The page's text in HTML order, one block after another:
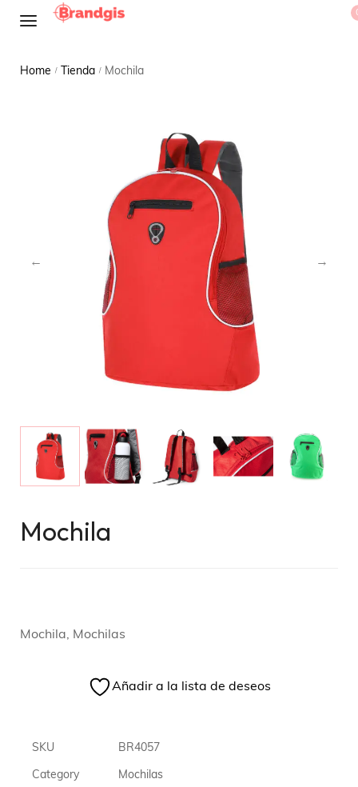
Home / Tienda / Mochila
Mochila
Mochila, Mochilas
Añadir a la lista de deseos
SKU BR4057
Category Mochilas